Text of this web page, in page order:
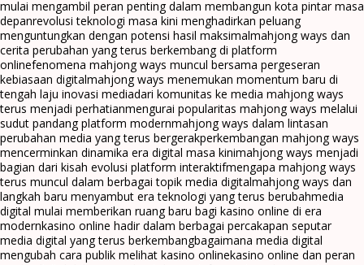
mulai mengambil peran penting dalam membangun kota pintar masa
depanrevolusi teknologi masa kini menghadirkan peluang
menguntungkan dengan potensi hasil maksimalmahjong ways dan
cerita perubahan yang terus berkembang di platform
onlinefenomena mahjong ways muncul bersama pergeseran
kebiasaan digitalmahjong ways menemukan momentum baru di
tengah laju inovasi mediadari komunitas ke media mahjong ways
terus menjadi perhatianmengurai popularitas mahjong ways melalui
sudut pandang platform modernmahjong ways dalam lintasan
perubahan media yang terus bergerakperkembangan mahjong ways
mencerminkan dinamika era digital masa kinimahjong ways menjadi
bagian dari kisah evolusi platform interaktifmengapa mahjong ways
terus muncul dalam berbagai topik media digitalmahjong ways dan
langkah baru menyambut era teknologi yang terus berubahmedia
digital mulai memberikan ruang baru bagi kasino online di era
modernkasino online hadir dalam berbagai percakapan seputar
media digital yang terus berkembangbagaimana media digital
mengubah cara publik melihat kasino onlinekasino online dan peran